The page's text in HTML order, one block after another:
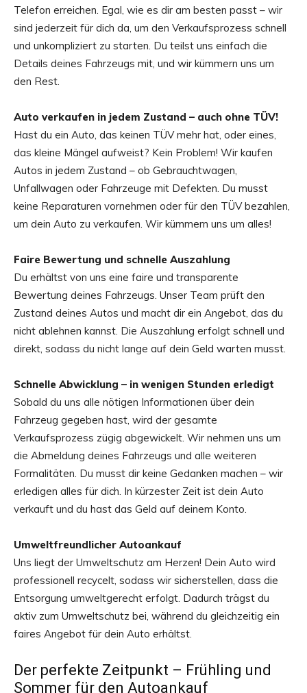
Telefon erreichen. Egal, wie es dir am besten passt – wir
sind jederzeit für dich da, um den Verkaufsprozess schnell
und unkompliziert zu starten. Du teilst uns einfach die
Details deines Fahrzeugs mit, und wir kümmern uns um
den Rest.
Auto verkaufen in jedem Zustand – auch ohne TÜV!
Hast du ein Auto, das keinen TÜV mehr hat, oder eines,
das kleine Mängel aufweist? Kein Problem! Wir kaufen
Autos in jedem Zustand – ob Gebrauchtwagen,
Unfallwagen oder Fahrzeuge mit Defekten. Du musst
keine Reparaturen vornehmen oder für den TÜV bezahlen,
um dein Auto zu verkaufen. Wir kümmern uns um alles!
Faire Bewertung und schnelle Auszahlung
Du erhältst von uns eine faire und transparente
Bewertung deines Fahrzeugs. Unser Team prüft den
Zustand deines Autos und macht dir ein Angebot, das du
nicht ablehnen kannst. Die Auszahlung erfolgt schnell und
direkt, sodass du nicht lange auf dein Geld warten musst.
Schnelle Abwicklung – in wenigen Stunden erledigt
Sobald du uns alle nötigen Informationen über dein
Fahrzeug gegeben hast, wird der gesamte
Verkaufsprozess zügig abgewickelt. Wir nehmen uns um
die Abmeldung deines Fahrzeugs und alle weiteren
Formalitäten. Du musst dir keine Gedanken machen – wir
erledigen alles für dich. In kürzester Zeit ist dein Auto
verkauft und du hast das Geld auf deinem Konto.
Umweltfreundlicher Autoankauf
Uns liegt der Umweltschutz am Herzen! Dein Auto wird
professionell recycelt, sodass wir sicherstellen, dass die
Entsorgung umweltgerecht erfolgt. Dadurch trägst du
aktiv zum Umweltschutz bei, während du gleichzeitig ein
faires Angebot für dein Auto erhältst.
Der perfekte Zeitpunkt – Frühling und
Sommer für den Autoankauf